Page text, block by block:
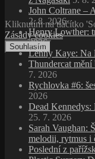
Kliknutím na tlačítko
Zásady cookies
Souhlasím
John Coltrane –
2. 8. 2026
Henry Lowther:
2026
Lenny Kaye: Na
Thundercat mění
7. 2026
Rychlovka #6:
2026
Dead Kennedys:
25. 7. 2026
Sarah Vaughan:
melodii, rytmus i
Poslední z